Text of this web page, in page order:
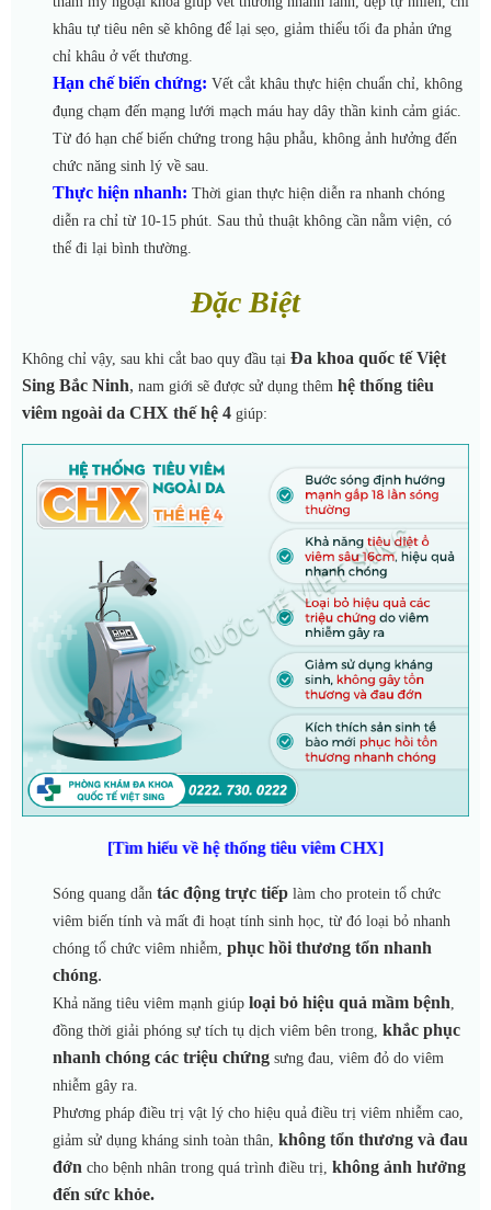
khâu tự tiêu nên sẽ không để lại sẹo, giảm thiểu tối đa phản ứng
chỉ khâu ở vết thương.
Hạn chế biến chứng: Vết cắt khâu thực hiện chuẩn chỉ, không
đụng chạm đến mạng lưới mạch máu hay dây thần kinh cảm giác.
Từ đó hạn chế biến chứng trong hậu phẫu, không ảnh hưởng đến
chức năng sinh lý về sau.
Thực hiện nhanh: Thời gian thực hiện diễn ra nhanh chóng
diễn ra chỉ từ 10-15 phút. Sau thủ thuật không cần nằm viện, có
thể đi lại bình thường.
Đặc Biệt
Không chỉ vậy, sau khi cắt bao quy đầu tại Đa khoa quốc tế Việt
Sing Bắc Ninh, nam giới sẽ được sử dụng thêm hệ thống tiêu
viêm ngoài da CHX thế hệ 4 giúp:
[Tìm hiểu về hệ thống tiêu viêm CHX]
Sóng quang dẫn tác động trực tiếp làm cho protein tổ chức
viêm biến tính và mất đi hoạt tính sinh học, từ đó loại bỏ nhanh
chóng tổ chức viêm nhiễm, phục hồi thương tổn nhanh
chóng.
Khả năng tiêu viêm mạnh giúp loại bỏ hiệu quả mầm bệnh
đồng thời giải phóng sự tích tụ dịch viêm bên trong, khắc phục
nhanh chóng các triệu chứng sưng đau, viêm đỏ do viêm
nhiễm gây ra.
Phương pháp điều trị vật lý cho hiệu quả điều trị viêm nhiễm cao,
giảm sử dụng kháng sinh toàn thân không tổn thương và đau
đớn cho bệnh nhân trong quá trình điều trị, không ảnh hưởng
đến sức khỏe.